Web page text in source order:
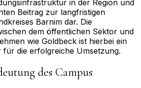
in der Region und
Beitrag zur langfristigen
Barnim dar. Die
dem öffentlichen Sektor und
wie Goldbeck ist hierbei ein
die erfolgreiche Umsetzung.
des Campus